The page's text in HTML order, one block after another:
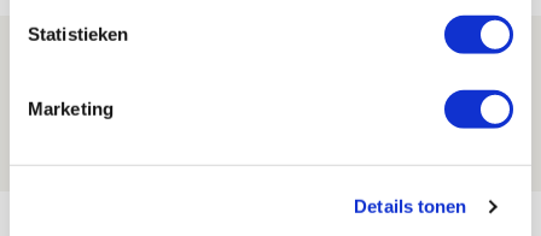
Statistieken
Marketing
Details tonen
Volop enthousiasme in fotoverslag van